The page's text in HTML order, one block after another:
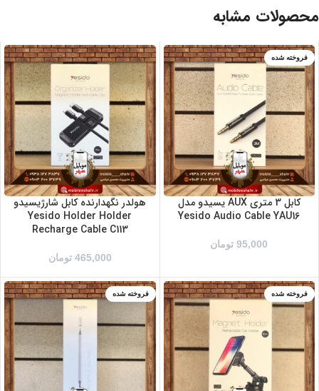
محصولات مشابه
فروخته شده
کابل 3 متری AUX یسیدو مدل
Yesido Audio Cable YAU16
95,000 تومان
هولدر نگهدارنده کابل شارژیسیدو
Yesido Holder Holder
Recharge Cable C113
465,000 تومان
فروخته شده فروخته شده